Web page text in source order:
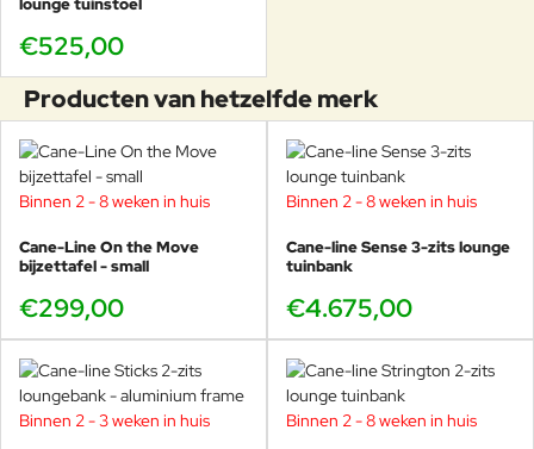
lounge tuinstoel
€525,00
Producten van hetzelfde merk
Binnen 2 - 8 weken in huis
Cane-Line On the Move
bijzettafel - small
€299,00
Binnen 2 - 8 weken in huis
Cane-line Sense 3-zits lounge
tuinbank
€4.675,00
Binnen 2 - 3 weken in huis Binnen 2 - 8 weken in huis